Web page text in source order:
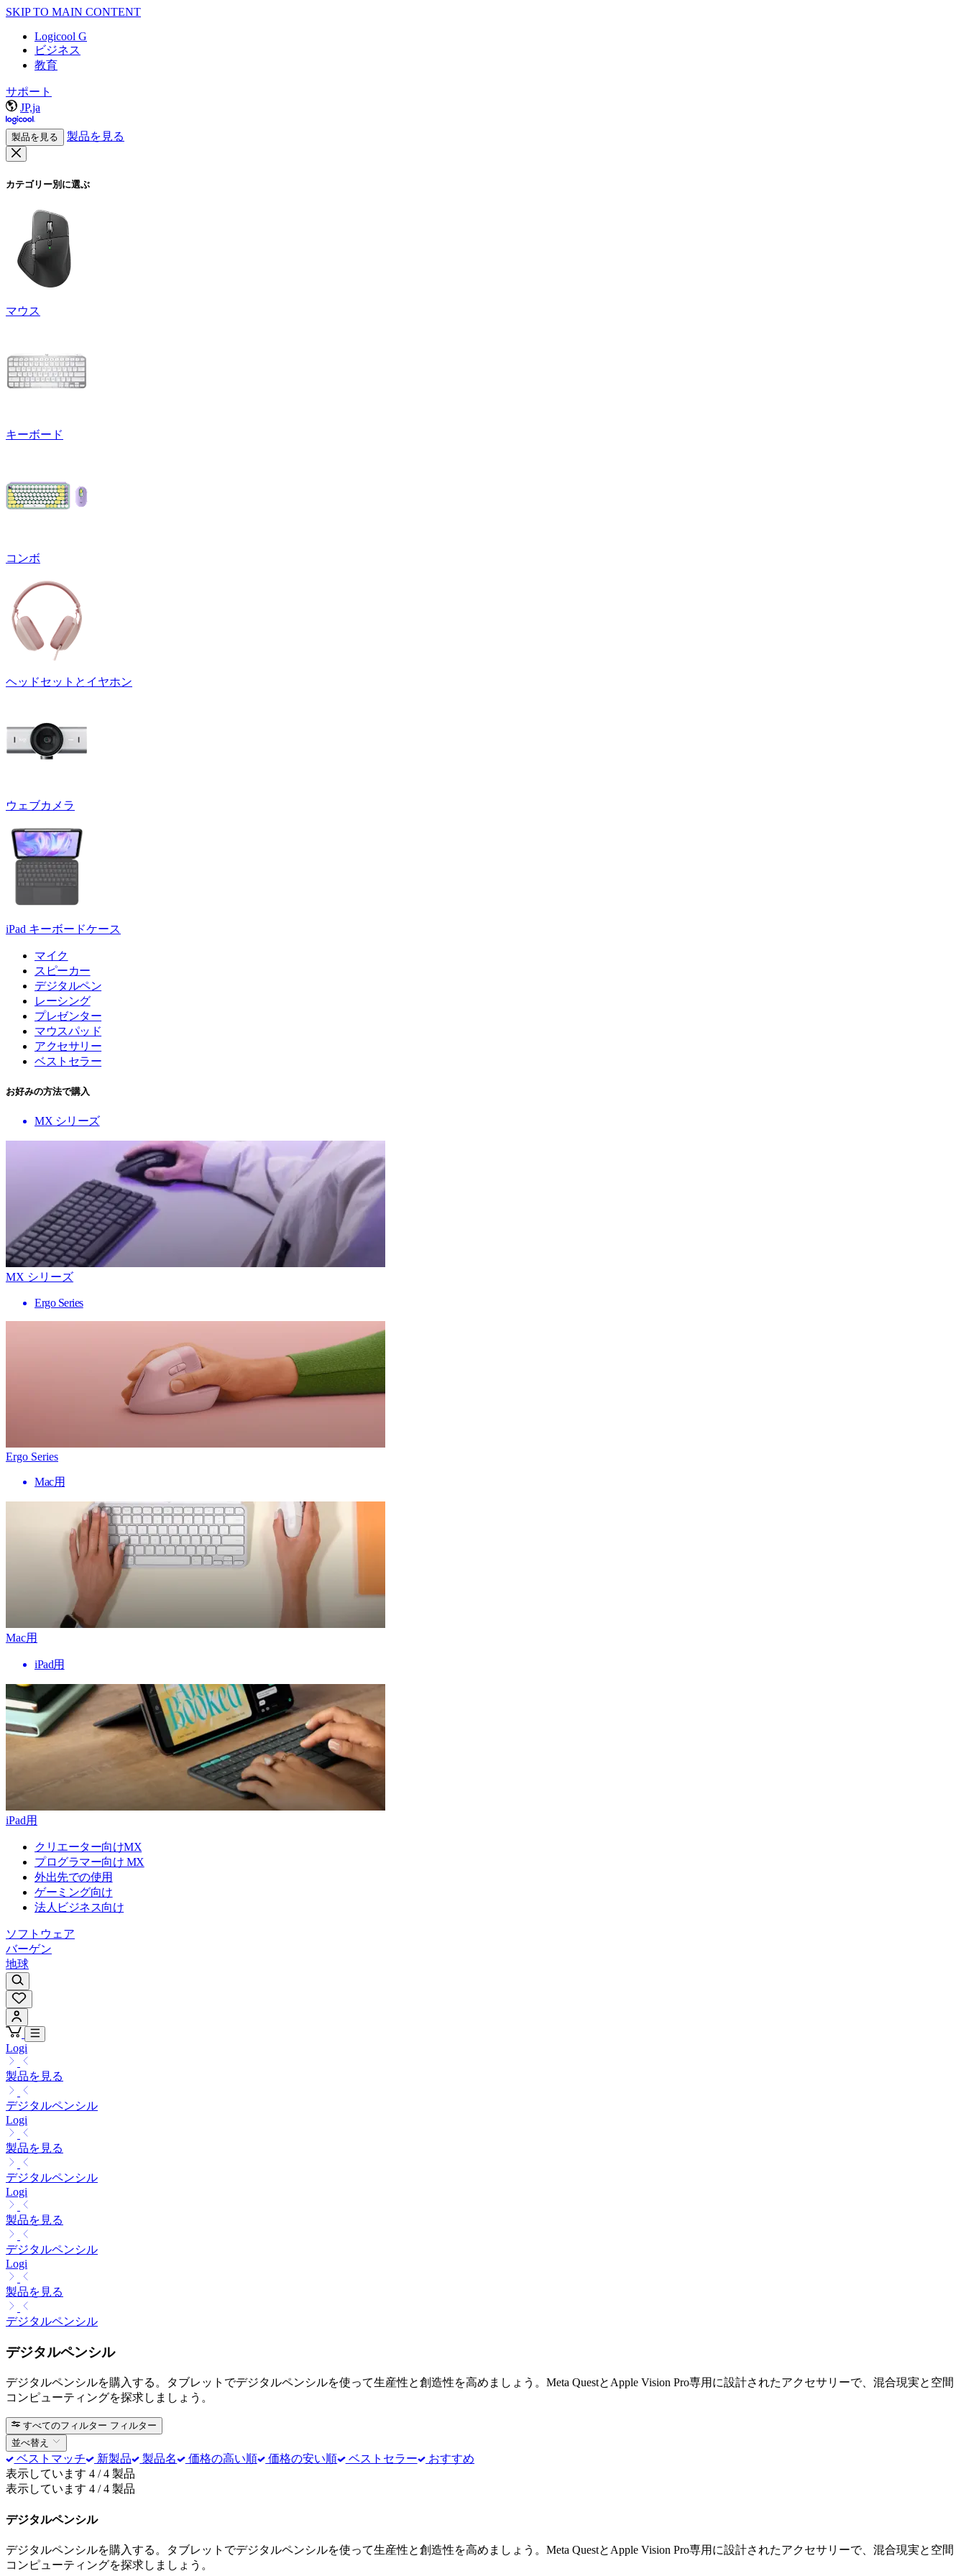
SKIP TO MAIN CONTENT
Logicool G
ビジネス
教育
サポート
JP,ja
製品を見る 製品を見る
カテゴリー別に選ぶ
マウス
キーボード
コンボ
ヘッドセットとイヤホン
ウェブカメラ
iPad キーボードケース
マイク
スピーカー
デジタルペン
レーシング
プレゼンター
マウスパッド
アクセサリー
ベストセラー
お好みの方法で購入
MX シリーズ
MX シリーズ
Ergo Series
Ergo Series
Mac用
Mac用
iPad用
iPad用
クリエーター向けMX
プログラマー向け MX
外出先での使用
ゲーミング向け
法人ビジネス向け
ソフトウェア
バーゲン
地球
Logi
製品を見る
デジタルペンシル
Logi
製品を見る
デジタルペンシル
Logi
製品を見る
デジタルペンシル
Logi
製品を見る
デジタルペンシル
デジタルペンシル
デジタルペンシルを購入する。タブレットでデジタルペンシルを使って生産性と創造性を高めましょう。Meta QuestとApple Vision Pro専用に設計されたアクセサリーで、混合現実と空間
コンピューティングを探求しましょう。
すべてのフィルター フィルター
並べ替え
ベストマッチ 新製品 製品名 価格の高い順 価格の安い順 ベストセラー
おすすめ
表示しています 4 / 4 製品
表示しています 4 / 4 製品
デジタルペンシル
デジタルペンシルを購入する。タブレットでデジタルペンシルを使って生産性と創造性を高めましょう。Meta QuestとApple Vision Pro専用に設計されたアクセサリーで、混合現実と空間
コンピューティングを探求しましょう。